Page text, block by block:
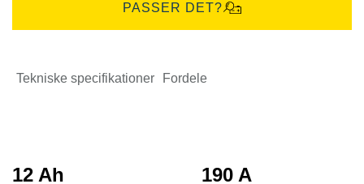
PASSER DET?
Tekniske specifikationer Fordele
12 Ah 190 A